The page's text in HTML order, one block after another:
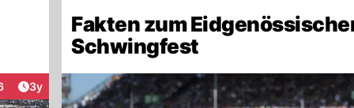
Fakten zum
Schwingfest
Artikel veröffentlicht:
3y